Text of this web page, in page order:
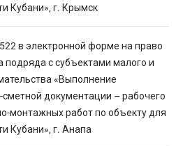
Кубани», г. Крымск
в электронной форме на право
подряда с субъектами малого и
«Выполнение
сметной документации – рабочего
монтажных работ по объекту для
Кубани», г. Анапа